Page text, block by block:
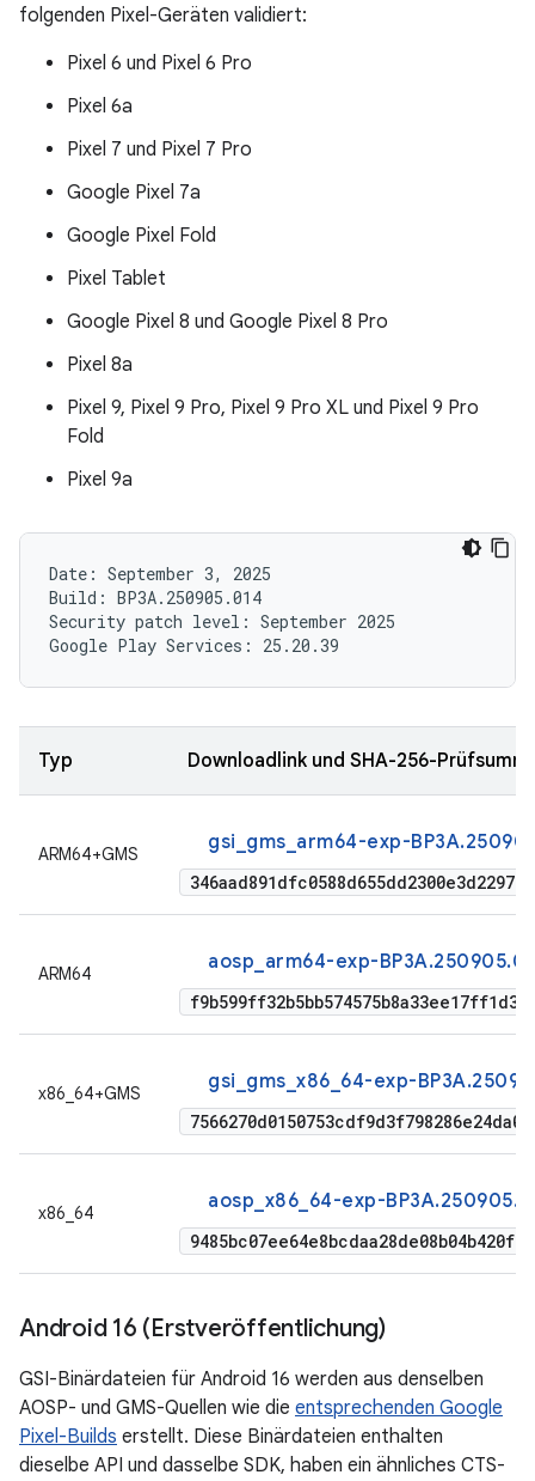
folgenden Pixel-Geräten validiert:
Pixel 6 und Pixel 6 Pro
Pixel 6a
Pixel 7 und Pixel 7 Pro
Google Pixel 7a
Google Pixel Fold
Pixel Tablet
Google Pixel 8 und Google Pixel 8 Pro
Pixel 8a
Pixel 9, Pixel 9 Pro, Pixel 9 Pro XL und Pixel 9 Pro
Fold
Pixel 9a
Date: September 3, 2025
Build: BP3A.250905.014
Security patch level: September 2025
Typ Downloadlink und SHA-256-
ARM64+GMS gsi_gms_arm64-exp-
ARM64 aosp_arm64-exp-
x86_64+GMS gsi_gms_x86_64-exp-
x86_64 aosp_x86_64-exp-
Android 16 (Erstveröffentlichung)
GSI-Binärdateien für Android 16 werden aus denselben
AOSP- und GMS-Quellen wie die entsprechenden Google
Pixel-Builds erstellt. Diese Binärdateien enthalten
dieselbe API und dasselbe SDK, haben ein ähnliches CTS-